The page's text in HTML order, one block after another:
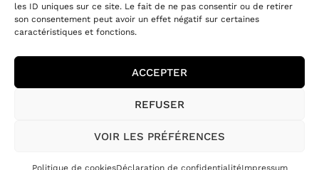
les ID uniques sur ce site. Le fait de ne pas consentir ou de retirer
son consentement peut avoir un effet négatif sur certaines
caractéristiques et fonctions.
ACCEPTER
REFUSER
VOIR LES PRÉFÉRENCES
Politique de cookiesDéclaration de confidentialitéImpressum
recevoir notre newsletter
Suivez-nous